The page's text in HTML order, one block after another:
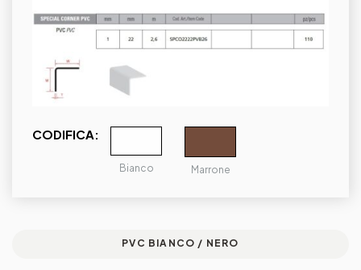
PVC BIANCO / NERO
CODIFICA:
Bianco Marrone